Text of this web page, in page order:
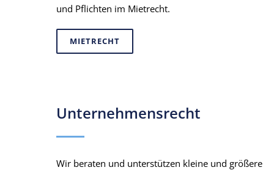
und Pflichten im Mietrecht.
MIETRECHT
Unternehmensrecht
Wir beraten und unterstützen kleine und größere